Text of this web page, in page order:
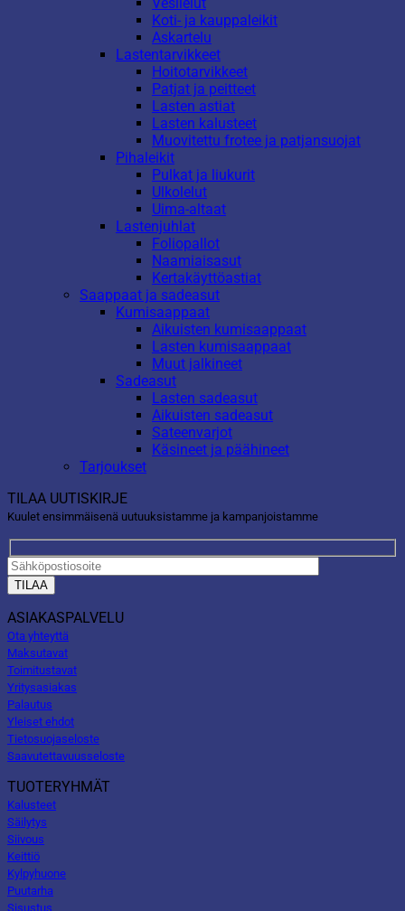
Koti- ja kauppaleikit
Askartelu
Lastentarvikkeet
Hoitotarvikkeet
Patjat ja peitteet
Lasten astiat
Lasten kalusteet
Muovitettu frotee ja patjansuojat
Pihaleikit
Pulkat ja liukurit
Ulkolelut
Uima-altaat
Lastenjuhlat
Foliopallot
Naamiaisasut
Kertakäyttöastiat
Saappaat ja sadeasut
Kumisaappaat
Aikuisten kumisaappaat
Lasten kumisaappaat
Muut jalkineet
Sadeasut
Lasten sadeasut
Aikuisten sadeasut
Sateenvarjot
Käsineet ja päähineet
Tarjoukset
TILAA UUTISKIRJE
Kuulet ensimmäisenä uutuuksistamme ja kampanjoistamme
ASIAKASPALVELU
Ota yhteyttä
Maksutavat
Toimitustavat
Yritysasiakas
Palautus
Yleiset ehdot
Tietosuojaseloste
Saavutettavuusseloste
TUOTERYHMÄT
Kalusteet
Säilytys
Siivous
Keittiö
Kylpyhuone
Puutarha
Sisustus